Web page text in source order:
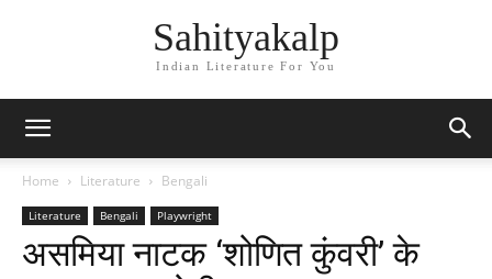
Sahityakalp
Indian Literature For You
Home Literature Bengali
Literature Bengali Playwright
असमिया नाटक ‘शोणित कुंवरी’ के